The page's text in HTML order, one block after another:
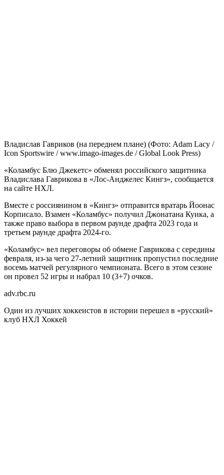
Владислав Гавриков (на переднем плане) (Фото: Adam Lacy /
Icon Sportswire / www.imago-images.de / Global Look Press)
«Коламбус Блю Джекетс» обменял российского защитника
Владислава Гаврикова в «Лос-Анджелес Кингз», сообщается
на сайте НХЛ.
Вместе с россиянином в «Кингз» отправится вратарь Йоонас
Корписало. Взамен «Коламбус» получил Джонатана Куика, а
также право выбора в первом раунде драфта 2023 года и
третьем раунде драфта 2024-го.
«Коламбус» вел переговоры об обмене Гаврикова с середины
февраля, из-за чего 27-летний защитник пропустил последние
восемь матчей регулярного чемпионата. Всего в этом сезоне
он провел 52 игры и набрал 10 (3+7) очков.
adv.rbc.ru
Один из лучших хоккеистов в истории перешел в «русский»
клуб НХЛ Хоккей